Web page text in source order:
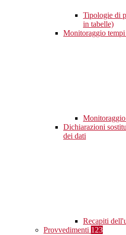
Tipologie di
in tabelle)
Monitoraggio
Dichiarazioni
dei dati
Recapiti
Provvedimenti 123